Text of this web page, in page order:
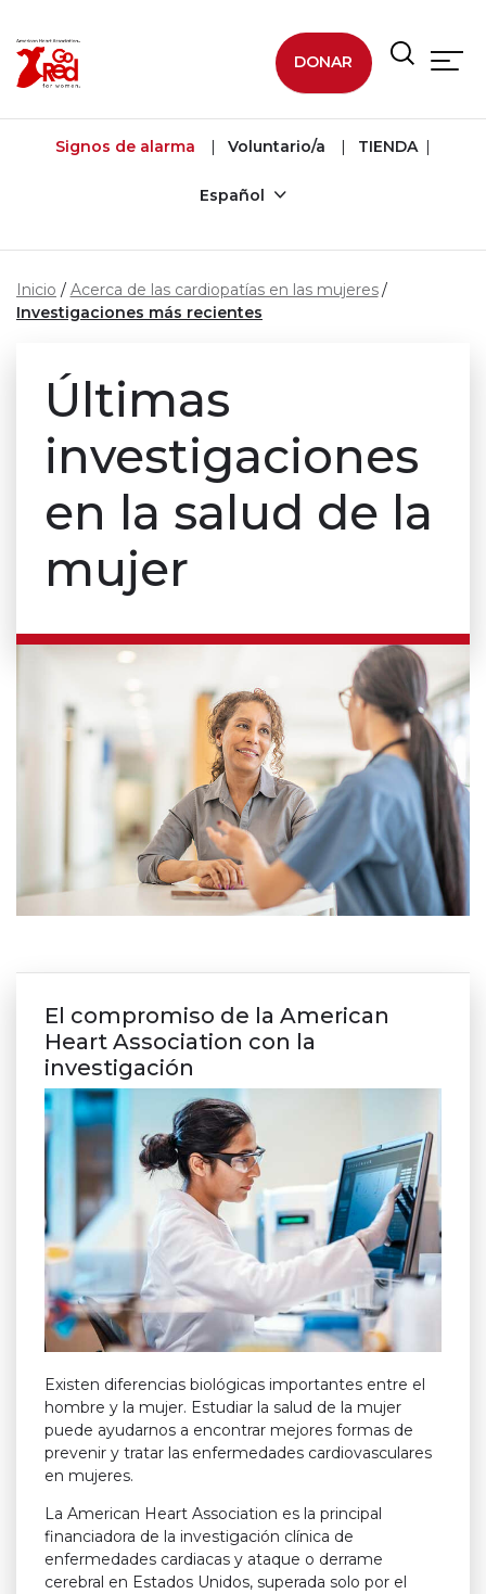
DONAR
Signos de alarma Voluntario/a TIENDA
Español
Inicio
Acerca de las cardiopatías en las mujeres
Investigaciones más recientes
Últimas
investigaciones
en la salud de la
mujer
El compromiso de la American
Heart Association con la
investigación
Existen diferencias biológicas importantes entre el
hombre y la mujer. Estudiar la salud de la mujer
puede ayudarnos a encontrar mejores formas de
prevenir y tratar las enfermedades cardiovasculares
en mujeres.
La American Heart Association es la principal
financiadora de la investigación clínica de
enfermedades cardiacas y ataque o derrame
cerebral en Estados Unidos, superada solo por el